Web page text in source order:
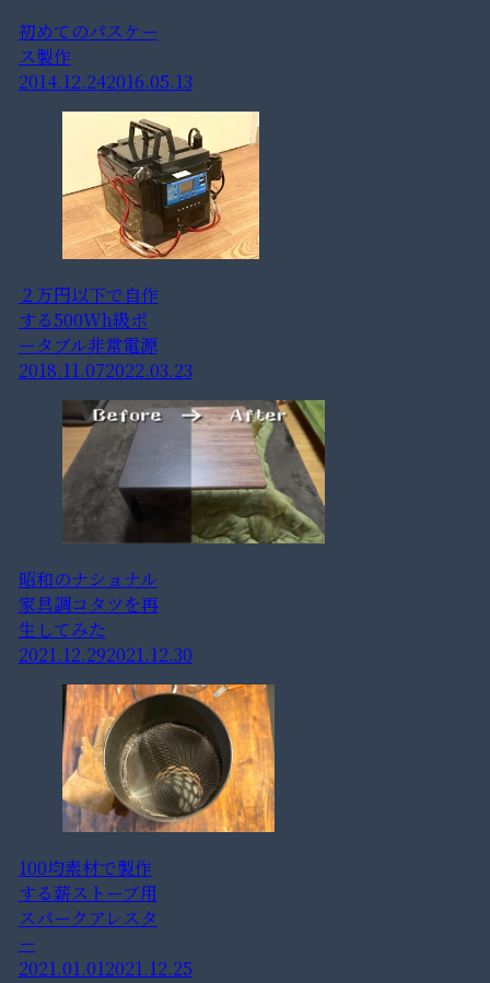
初めてのパスケー
ス製作
2014.12.242016.05.13
２万円以下で自作
する500Wh級ポ
ータブル非常電源
2018.11.072022.03.23
昭和のナショナル
家具調コタツを再
生してみた
2021.12.292021.12.30
100均素材で製作
する薪ストーブ用
スパークアレスタ
ー
2021.01.012021.12.25